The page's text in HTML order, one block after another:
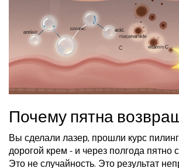
Почему пятна
Вы сделали лазер, прошли курс
дорогой крем - и через полгода пятно
Это не случайность. Это результат